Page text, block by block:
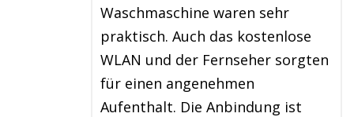
Waschmaschine waren sehr
praktisch. Auch das kostenlose
WLAN und der Fernseher sorgten
für einen angenehmen
Aufenthalt. Die Anbindung ist